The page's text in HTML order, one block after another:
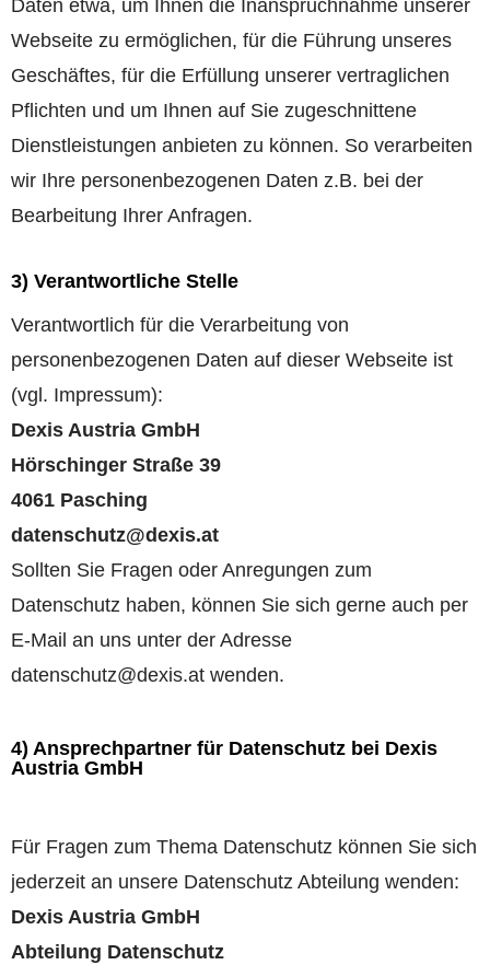
Daten etwa, um Ihnen die Inanspruchnahme unserer
Webseite zu ermöglichen, für die Führung unseres
Geschäftes, für die Erfüllung unserer vertraglichen
Pflichten und um Ihnen auf Sie zugeschnittene
Dienstleistungen anbieten zu können. So verarbeiten
wir Ihre personenbezogenen Daten z.B. bei der
Bearbeitung Ihrer Anfragen.
3) Verantwortliche Stelle
Verantwortlich für die Verarbeitung von
personenbezogenen Daten auf dieser Webseite ist
(vgl. Impressum):
Dexis Austria GmbH
Hörschinger Straße 39
4061 Pasching
datenschutz@dexis.at
Sollten Sie Fragen oder Anregungen zum
Datenschutz haben, können Sie sich gerne auch per
E-Mail an uns unter der Adresse
datenschutz@dexis.at wenden.
4) Ansprechpartner für Datenschutz bei Dexis
Austria GmbH
Für Fragen zum Thema Datenschutz können Sie sich
jederzeit an unsere Datenschutz Abteilung wenden:
Dexis Austria GmbH
Abteilung Datenschutz